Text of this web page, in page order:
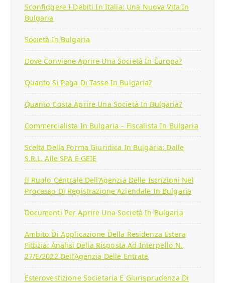
Sconfiggere I Debiti In Italia: Una Nuova Vita In
Bulgaria
Società In Bulgaria
Dove Conviene Aprire Una Società In Europa?
Quanto Si Paga Di Tasse In Bulgaria?
Quanto Costa Aprire Una Società In Bulgaria?
Commercialista In Bulgaria – Fiscalista In Bulgaria
Scelta Della Forma Giuridica In Bulgaria: Dalle
S.r.l. Alle SPA E GEIE
Il Ruolo Centrale Dell’Agenzia Delle Iscrizioni Nel
Processo Di Registrazione Aziendale In Bulgaria
Documenti Per Aprire Una Società In Bulgaria
Ambito Di Applicazione Della Residenza Estera
Fittizia: Analisi Della Risposta Ad Interpello N.
27/E/2022 Dell’Agenzia Delle Entrate
Esterovestizione Societaria E Giurisprudenza Di